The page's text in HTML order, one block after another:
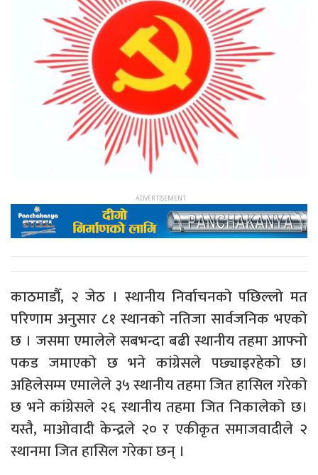
काठमाडौँ, २ जेठ । स्थानीय निर्वाचनको पछिल्लो मत
परिणाम अनुसार ८१ स्थानको नतिजा सार्वजनिक भएको
छ । जसमा एमालेले सबभन्दा बढी स्थानीय तहमा आफ्नो
पकड जमाएको छ भने कांग्रेसले पछ्याइरहेको छ।
अहिलेसम्म एमालेले ३५ स्थानीय तहमा जित हासिल गरेको
छ भने कांग्रेसले २६ स्थानीय तहमा जित निकालेको छ।
यस्तै, माओवादी केन्द्रले २० र एकीकृत समाजवादीले २
स्थानमा जित हासिल गरेका छन् ।